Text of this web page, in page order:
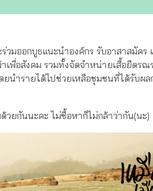
วมออกบูธแนะนำองค์กร รับอาสาสมัคร
เพื่อสังคม รวมทั้งจัดจำหน่ายเสื้อยืดรณ
ยนำรายได้ไปช่วยเหลือชุมชนที่ได้รับผล
วยกันนะคะ ไม่ซื้อหาก็ไม่กล้าว่ากัน(นะ)